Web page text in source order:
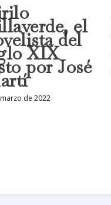
el
del
XIX
por José
de 2022